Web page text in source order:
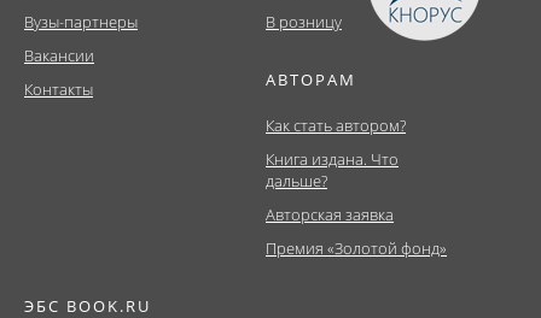
Вузы-партнеры
Вакансии
Контакты
В розницу
АВТОРАМ
Как стать автором?
Книга издана. Что
дальше?
Авторская заявка
Премия «Золотой фонд»
ЭБС BOOK.RU